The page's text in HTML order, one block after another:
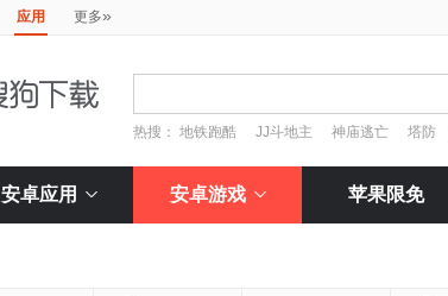
应用 更多»
热搜： 地铁跑酷 JJ斗地主 神庙逃亡 塔防
安卓应用 安卓游戏 苹果限免